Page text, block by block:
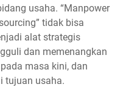
usaha. “Manpower
tidak bisa
alat strategis
dan memenangkan
masa kini, dan
tujuan usaha.